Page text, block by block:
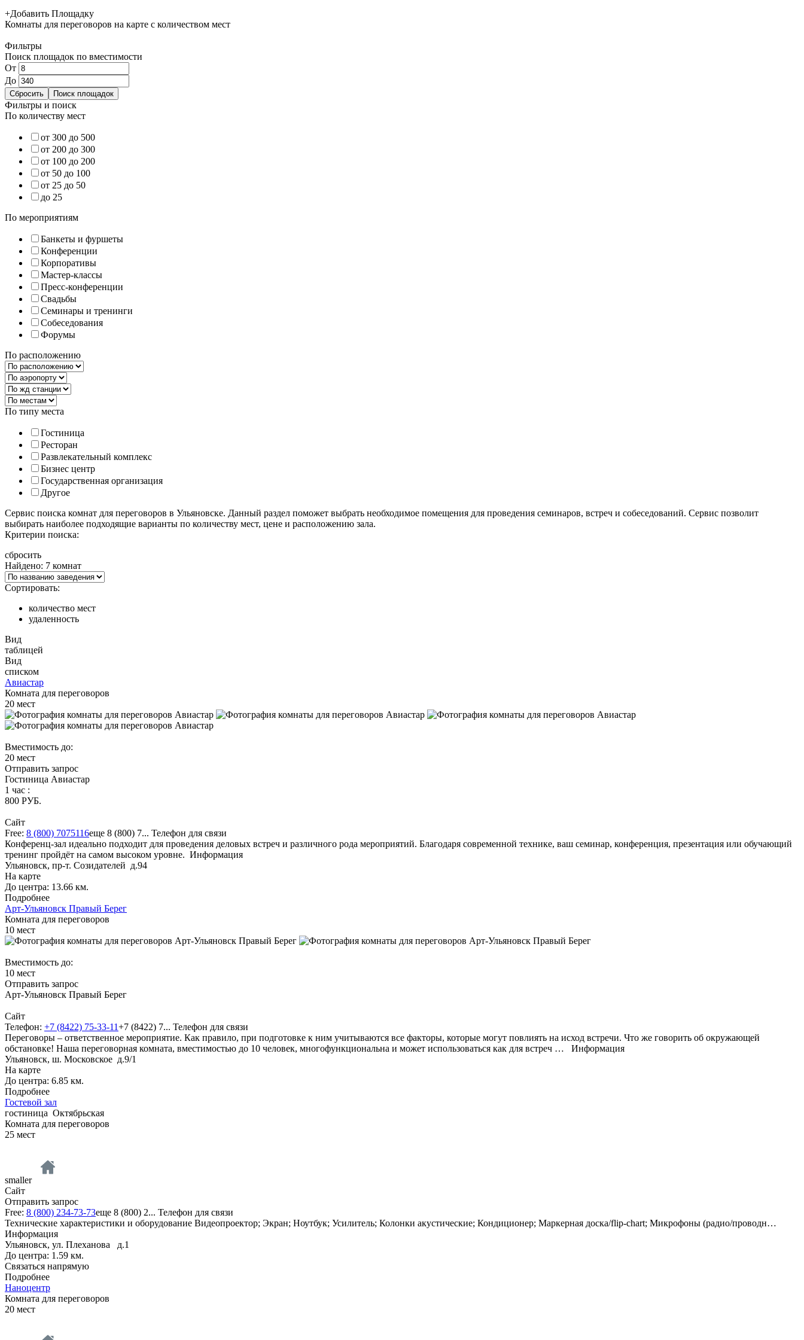
+Добавить Площадку
Комнаты для переговоров на карте с количеством мест
Фильтры
Поиск площадок по вместимости
От
До
Фильтры и поиск
По количеству мест
от 300 до 500
от 200 до 300
от 100 до 200
от 50 до 100
от 25 до 50
до 25
По мероприятиям
Банкеты и фуршеты
Конференции
Корпоративы
Мастер-классы
Пресс-конференции
Свадьбы
Семинары и тренинги
Собеседования
Форумы
По расположению
По типу места
Гостиница
Ресторан
Развлекательный комплекс
Бизнес центр
Государственная организация
Другое
Сервис поиска комнат для переговоров в Ульяновске. Данный раздел поможет выбрать необходимое помещения для проведения семинаров, встреч и собеседований. Сервис позволит
выбирать наиболее подходящие варианты по количеству мест, цене и расположению зала.
Критерии поиска:
сбросить
Найдено: 7 комнат
Сортировать:
количество мест
удаленность
Вид
таблицей
Вид
списком
Авиастар
Комната для переговоров
20 мест
Вместимость до:
20 мест
Отправить запрос
Гостиница Авиастар
1 час :
800 РУБ.
Сайт
Free: 8 (800) 7075116еще 8 (800) 7... Телефон для связи
Конференц-зал идеально подходит для проведения деловых встреч и различного рода мероприятий. Благодаря современной технике, ваш семинар, конференция, презентация или обучающий
тренинг пройдёт на самом высоком уровне. Информация
Ульяновск, пр-т. Созидателей д.94
На карте
До центра: 13.66 км.
Подробнее
Арт-Ульяновск Правый Берег
Комната для переговоров
10 мест
Вместимость до:
10 мест
Отправить запрос
Арт-Ульяновск Правый Берег
Сайт
Телефон: +7 (8422) 75-33-11+7 (8422) 7... Телефон для связи
Переговоры – ответственное мероприятие. Как правило, при подготовке к ним учитываются все факторы, которые могут повлиять на исход встречи. Что же говорить об окружающей
обстановке! Наша переговорная комната, вместимостью до 10 человек, многофункциональна и может использоваться как для встреч … Информация
Ульяновск, ш. Московское д.9/1
На карте
До центра: 6.85 км.
Подробнее
Гостевой зал
гостиница Октябрьская
Комната для переговоров
25 мест
smaller
Сайт
Отправить запрос
Free: 8 (800) 234-73-73еще 8 (800) 2... Телефон для связи
Технические характеристики и оборудование Видеопроектор; Экран; Ноутбук; Усилитель; Колонки акустические; Кондиционер; Маркерная доска/flip-chart; Микрофоны (радио/проводн…
Информация
Ульяновск, ул. Плеханова д.1
До центра: 1.59 км.
Связаться напрямую
Подробнее
Наноцентр
Комната для переговоров
20 мест